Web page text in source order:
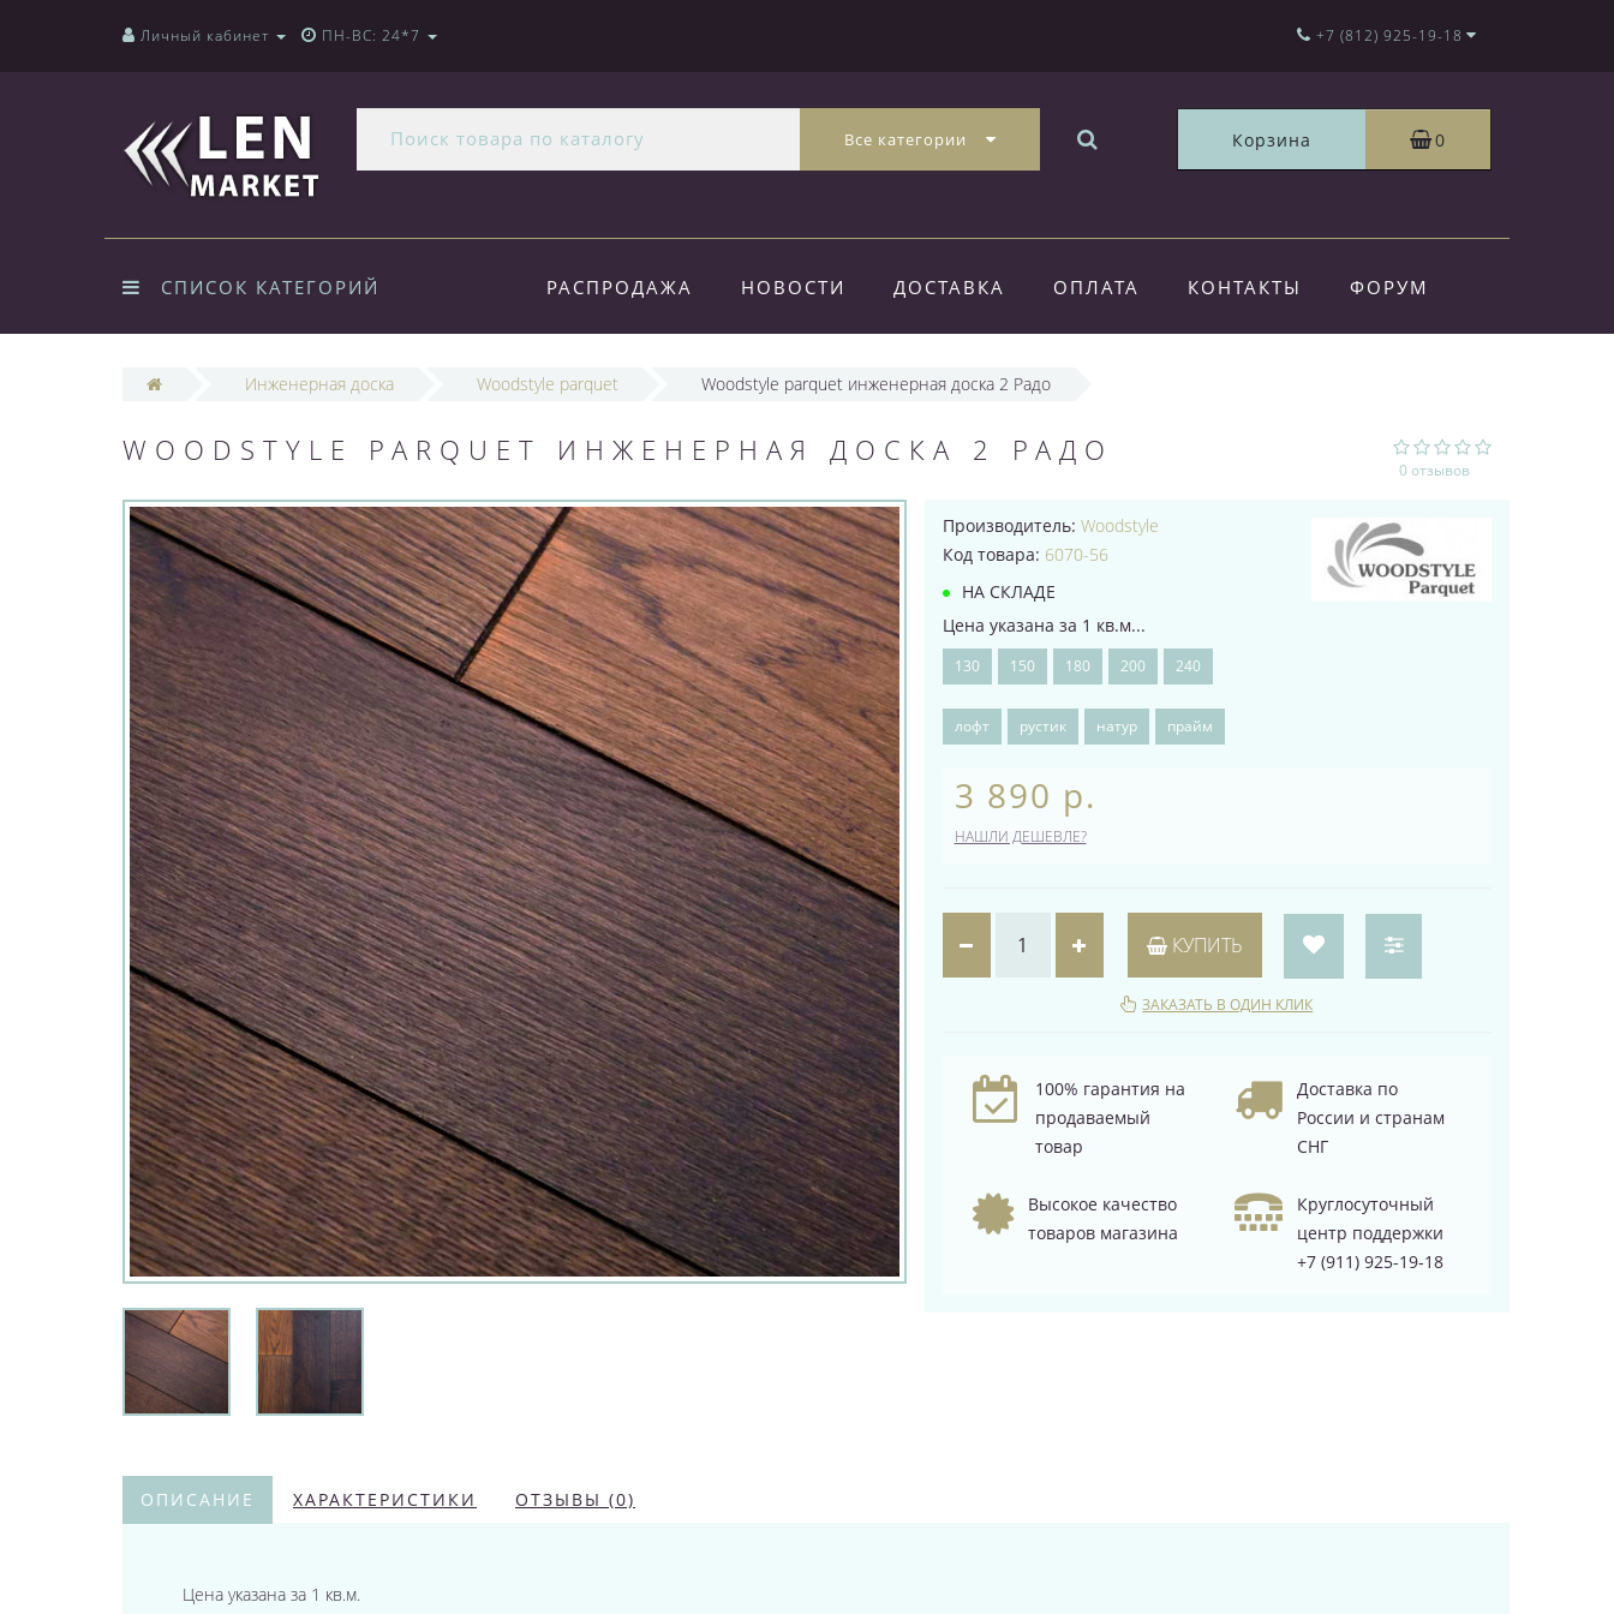
Личный кабинет ПН-ВС: 24*7 +7 (812) 925-19-18
Все категории Корзина 0
СПИСОК КАТЕГОРИЙ РАСПРОДАЖА НОВОСТИ ДОСТАВКА ОПЛАТА КОНТАКТЫ ФОРУМ
Инженерная доска Woodstyle parquet Woodstyle parquet инженерная доска 2 Радо
WOODSTYLE PARQUET ИНЖЕНЕРНАЯ ДОСКА 2 РАДО
0 отзывов
Производитель: Woodstyle
Код товара: 6070-56
НА СКЛАДЕ
Цена указана за 1 кв.м...
130 150 180 200 240
лофт рустик натур прайм
3 890 р.
НАШЛИ ДЕШЕВЛЕ?
КУПИТЬ
ЗАКАЗАТЬ В ОДИН КЛИК
100% гарантия на
продаваемый
товар
Доставка по
России и странам
СНГ
Высокое качество
товаров магазина
Круглосуточный
центр поддержки
+7 (911) 925-19-18
ОПИСАНИЕ ХАРАКТЕРИСТИКИ ОТЗЫВЫ (0)
Цена указана за 1 кв.м.